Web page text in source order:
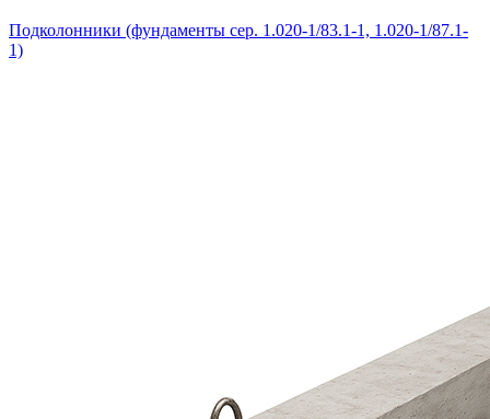
Подколонники (фундаменты сер. 1.020-1/83.1-1, 1.020-1/87.1-
1)